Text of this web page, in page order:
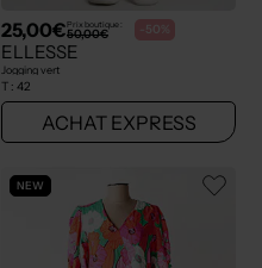
25,00€Prix boutique :
50,00€ -50%
ELLESSE
Jogging vert
T : 42
ACHAT EXPRESS
NEW